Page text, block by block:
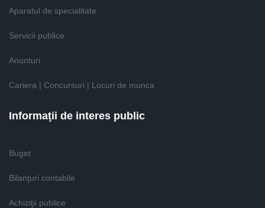
Aparatul de specialitate
Servicii publice
Anunturi
Cariera | Concursuri | Locuri de munca
Informaţii de interes public
Buget
Bilanţuri contabile
Achiziţii publice